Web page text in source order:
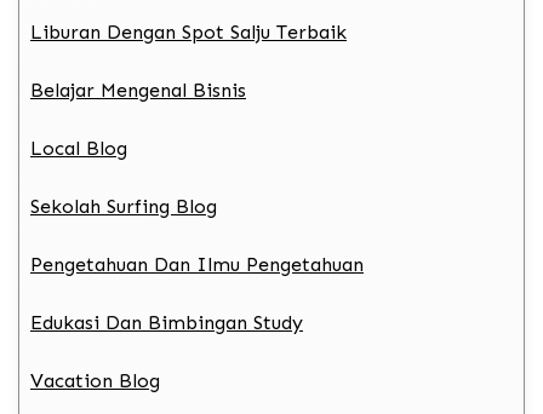
Liburan Dengan Spot Salju Terbaik
Belajar Mengenal Bisnis
Local Blog
Sekolah Surfing Blog
Pengetahuan Dan Ilmu Pengetahuan
Edukasi Dan Bimbingan Study
Vacation Blog